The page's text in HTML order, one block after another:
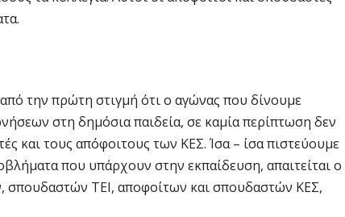
την πρώτη στιγμή ότι ο αγώνας που δίνουμε
στη δημόσια παιδεία, σε καμία περίπτωση δεν
και τους απόφοιτους των ΚΕΣ. Ίσα – ίσα πιστεύουμε
που υπάρχουν στην εκπαίδευση, απαιτείται ο
σπουδαστών ΤΕΙ, αποφοίτων και σπουδαστών ΚΕΣ,